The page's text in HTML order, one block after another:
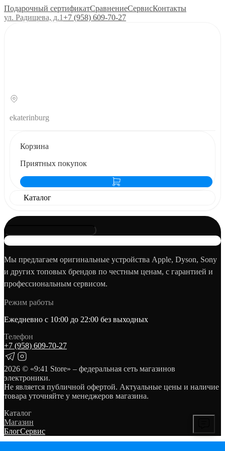
Подарочный сертификатСравнениеСервисКонтакты
ул. Радищева, д.1+7 (958) 609‑70‑27
ekaterinburg
Корзина
Приятных покупок
Каталог
Мы предлагаем оригинальные устройства Apple, Dyson, Sony
и других топовых брендов по честным ценам, с гарантией и
профессиональным сервисом.
Режим работы
Ежедневно с 10:00 до 22:00 без выходных
Телефон
+7 (958) 609‑70‑27
2026 © «9:41 Store» – федеральная сеть магазинов
электроники.
Не является публичной офертой. Актуальные цены и наличие
товара уточняйте у менеджеров магазина.
Каталог
Магазин
БлогСервис